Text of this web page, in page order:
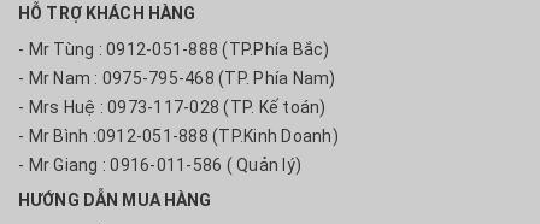
HỖ TRỢ KHÁCH HÀNG
- Mr Tùng : 0912-051-888 (TP.Phía Bắc)
- Mr Nam : 0975-795-468 (TP. Phía Nam)
- Mrs Huệ : 0973-117-028 (TP. Kế toán)
- Mr Bình :0912-051-888 (TP.Kinh Doanh)
- Mr Giang : 0916-011-586 ( Quản lý)
HƯỚNG DẪN MUA HÀNG